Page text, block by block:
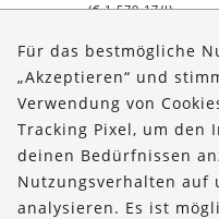
(€1.579,17/l)
Über uns
Bestellungen
Kontakt & Hilfe
Für das bestmögliche
„Akzeptieren“ und
Verwendung von
Tracking Pixel, um den
deinen Bedürfnissen
Nutzungsverhalten auf
analysieren. Es ist